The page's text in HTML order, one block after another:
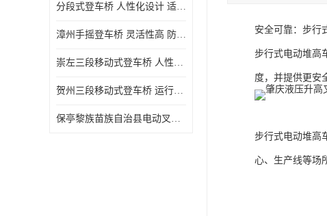
分段式登车桥 人性化设计 适用性广
漳州手摇登车桥 灵活性高 防滑性能好
崇左三段移动式登车桥 人性化设计 防滑性能好
贺州三段移动式登车桥 运行可靠 防滑性能好
保亭黎族苗族自治县电动叉车 性能稳定 运行平稳
安全可靠：步行
步行式电动堆高
度，并提供更安
步行式电动堆高
心、生产线等场